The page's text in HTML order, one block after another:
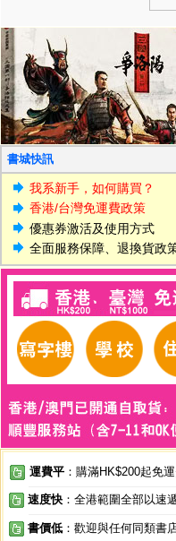
書城快訊
我系新手，如何購買？
香港/台灣免運費政策
優惠券激活及使用方式
全面服務保障、退換貨政
運費平 ：購滿HK$200起免
速度快 ：全港範圍全部以速
書價低 ：歡迎與任何同類書